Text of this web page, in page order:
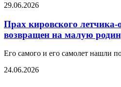
29.06.2026
Прах кировского летчика-
возвращен на малую
Его самого и его самолет нашли
24.06.2026